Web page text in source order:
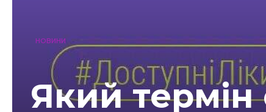
НОВИНИ
Який термін